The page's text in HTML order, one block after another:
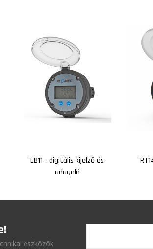
EB11 - digitális kijelző és
adagoló
eszközök